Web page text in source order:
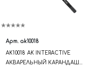
Арт. ak10018
AK10018 AK INTERACTIVE
АКВАРЕЛЬНЫЙ КАРАНДАШ